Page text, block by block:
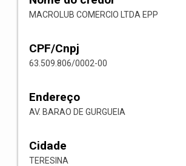
MACROLUB COMERCIO LTDA EPP
CPF/Cnpj
63.509.806/0002-00
Endereço
AV. BARAO DE GURGUEIA
Cidade
TERESINA